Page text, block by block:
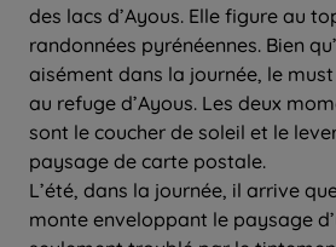
des lacs d’Ayous. Elle figure au
randonnées pyrénéennes. Bien
aisément dans la journée, le
au refuge d’Ayous. Les deux
sont le coucher de soleil et le
paysage de carte postale.
L’été, dans la journée, il arrive
monte enveloppant le paysage